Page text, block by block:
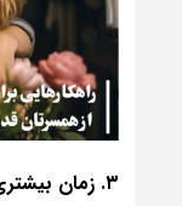
۳. زمان بیشتری برای همسرتان اختصاص دهید